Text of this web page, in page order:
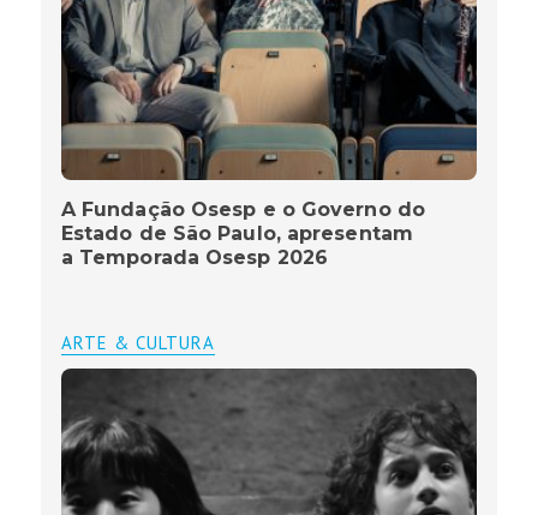
A Fundação Osesp e o Governo do
Estado de São Paulo, apresentam
a Temporada Osesp 2026
ARTE & CULTURA